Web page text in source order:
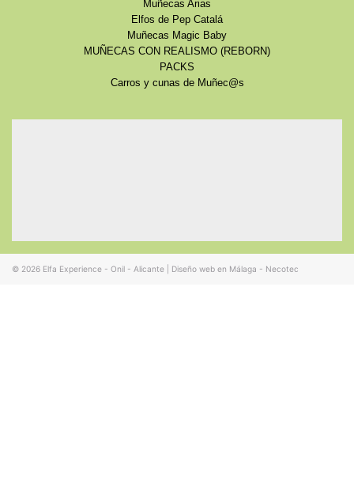
Muñecas Arias
Elfos de Pep Catalá
Muñecas Magic Baby
MUÑECAS CON REALISMO (REBORN)
PACKS
Carros y cunas de Muñec@s
© 2026 Elfa Experience - Onil - Alicante Diseño web en Málaga - Necotec